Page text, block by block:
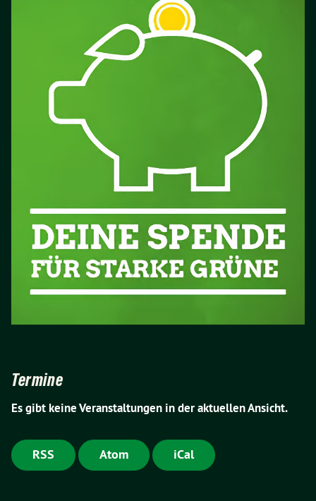
Termine
Es gibt keine Veranstaltungen in der aktuellen Ansicht.
RSS Atom iCal